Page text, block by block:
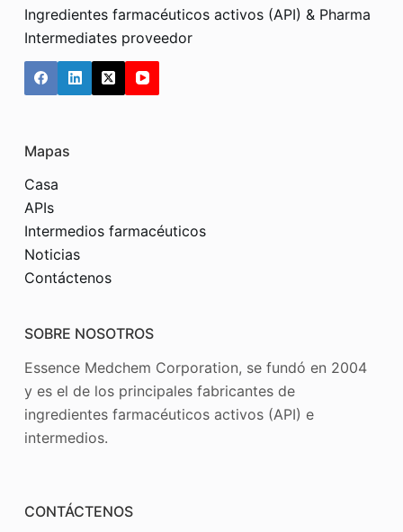
Ingredientes farmacéuticos activos (API) & Pharma
Intermediates proveedor
Mapas
Casa
APIs
Intermedios farmacéuticos
Noticias
Contáctenos
SOBRE NOSOTROS
Essence Medchem Corporation, se fundó en 2004
y es el de los principales fabricantes de
ingredientes farmacéuticos activos (API) e
intermedios.
CONTÁCTENOS